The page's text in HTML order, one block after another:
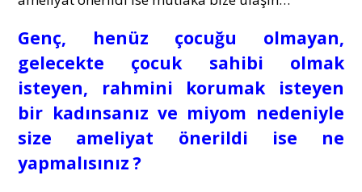
Genç, henüz çocuğu olmayan,
gelecekte çocuk sahibi olmak
isteyen, rahmini korumak isteyen
bir kadınsanız ve miyom nedeniyle
size ameliyat önerildi ise ne
yapmalısınız ?